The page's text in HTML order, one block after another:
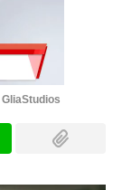
GliaStudios